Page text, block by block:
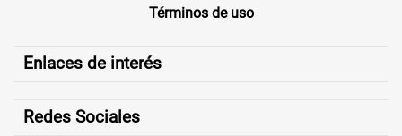
Términos de uso
Enlaces de interés
Redes Sociales